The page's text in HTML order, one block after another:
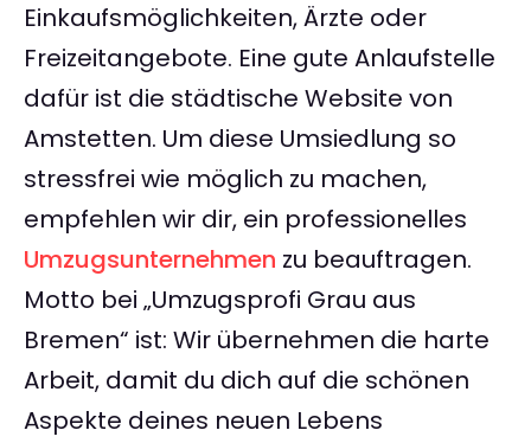
Einkaufsmöglichkeiten, Ärzte oder
Freizeitangebote. Eine gute Anlaufstelle
dafür ist die städtische Website von
Amstetten. Um diese Umsiedlung so
stressfrei wie möglich zu machen,
empfehlen wir dir, ein professionelles
Umzugsunternehmen zu beauftragen.
Motto bei „Umzugsprofi Grau aus
Bremen“ ist: Wir übernehmen die harte
Arbeit, damit du dich auf die schönen
Aspekte deines neuen Lebens